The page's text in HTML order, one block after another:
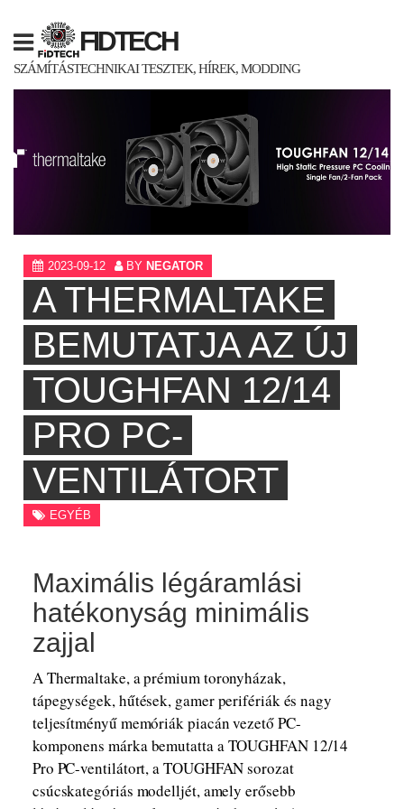
content
FIDTECH
SZÁMÍTÁSTECHNIKAI TESZTEK, HÍREK, MODDING
2023-09-12 BY NEGATOR
A THERMALTAKE
BEMUTATJA AZ ÚJ
TOUGHFAN 12/14
PRO PC-
VENTILÁTORT
EGYÉB
Maximális légáramlási
hatékonyság minimális
zajjal
A Thermaltake, a prémium toronyházak,
tápegységek, hűtések, gamer perifériák és nagy
teljesítményű memóriák piacán vezető PC-
komponens márka bemutatta a TOUGHFAN 12/14
Pro PC-ventilátort, a TOUGHFAN sorozat
csúcskategóriás modelljét, amely erősebb